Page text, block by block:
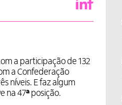
a participação de 132
a Confederação
níveis. E faz algum
na 47ª posição.